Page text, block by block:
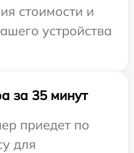
стоимости и
устройства
за 35 минут
приедет по
для